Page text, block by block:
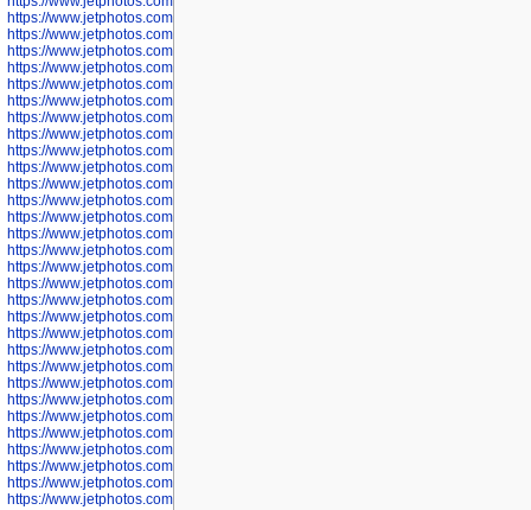
https://www.jetphotos.com/photographer/600568
https://www.jetphotos.com/photographer/600571
https://www.jetphotos.com/photographer/600573
https://www.jetphotos.com/photographer/600575
https://www.jetphotos.com/photographer/600576
https://www.jetphotos.com/photographer/600577
https://www.jetphotos.com/photographer/600578
https://www.jetphotos.com/photographer/600666
https://www.jetphotos.com/photographer/600668
https://www.jetphotos.com/photographer/600669
https://www.jetphotos.com/photographer/600670
https://www.jetphotos.com/photographer/602963
https://www.jetphotos.com/photographer/601276
https://www.jetphotos.com/photographer/601280
https://www.jetphotos.com/photographer/601281
https://www.jetphotos.com/photographer/601284
https://www.jetphotos.com/photographer/601285
https://www.jetphotos.com/photographer/601286
https://www.jetphotos.com/photographer/601287
https://www.jetphotos.com/photographer/601288
https://www.jetphotos.com/photographer/601291
https://www.jetphotos.com/photographer/601293
https://www.jetphotos.com/photographer/602776
https://www.jetphotos.com/photographer/602777
https://www.jetphotos.com/photographer/602955
https://www.jetphotos.com/photographer/602956
https://www.jetphotos.com/photographer/602957
https://www.jetphotos.com/photographer/602959
https://www.jetphotos.com/photographer/602960
https://www.jetphotos.com/photographer/602961